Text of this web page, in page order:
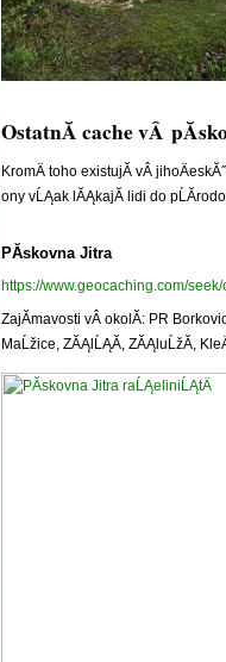
OstatnĂ­ cache vÂ
KromÄ toho existujĂ­ vÂ
ony vĹĄak lĂĄkajĂ­ lidi do
PĂ­skovna Jitra
https://www.geocaching.com/
ZajĂ­mavosti vÂ okolĂ­: PR
MaĹžice, ZĂĄlĹĄĂ­, ZĂĄluĹžĂ­,